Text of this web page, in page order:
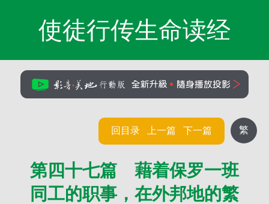
使徒行传生命读经
繁
回目录 上一篇 下一篇
第四十七篇 藉着保罗一班
同工的职事，在外邦地的繁